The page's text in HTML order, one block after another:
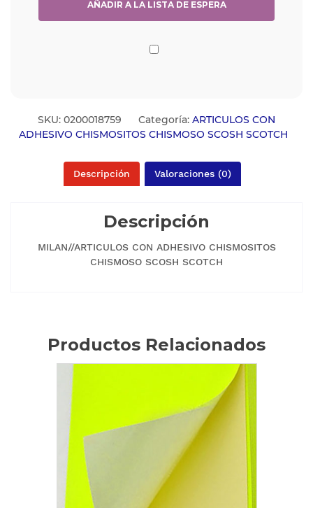
SKU: 0200018759 Categoría: ARTICULOS CON
ADHESIVO CHISMOSITOS CHISMOSO SCOSH SCOTCH
Descripción Valoraciones (0)
Descripción
MILAN//ARTICULOS CON ADHESIVO CHISMOSITOS
CHISMOSO SCOSH SCOTCH
Productos Relacionados